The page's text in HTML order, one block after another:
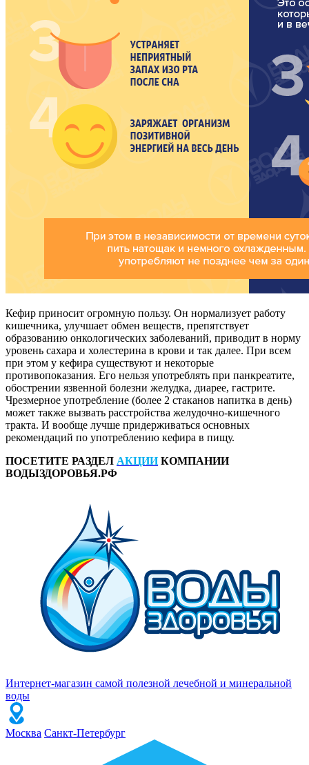
Кефир приносит огромную пользу. Он нормализует работу
кишечника, улучшает обмен веществ, препятствует
образованию онкологических заболеваний, приводит в норму
уровень сахара и холестерина в крови и так далее. При всем
при этом у кефира существуют и некоторые
противопоказания. Его нельзя употреблять при панкреатите,
обострении язвенной болезни желудка, диарее, гастрите.
Чрезмерное употребление (более 2 стаканов напитка в день)
может также вызвать расстройства желудочно-кишечного
тракта. И вообще лучше придерживаться основных
рекомендаций по употреблению кефира в пищу.
ПОСЕТИТЕ РАЗДЕЛ АКЦИИКОМПАНИИ
ВОДЫЗДОРОВЬЯ.РФ
Интернет-магазин самой полезной лечебной и минеральной
воды
Москва Санкт-Петербург